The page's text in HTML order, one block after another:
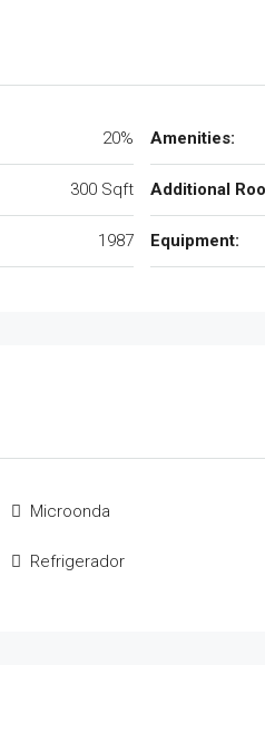
20%
300 Sqft
1987
Amenities:
Additional
Equipment:
Microonda
Refrigerador